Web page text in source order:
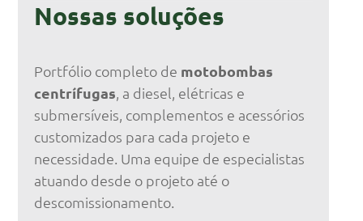
Nossas soluções
Portfólio completo de motobombas
centrífugas, a diesel, elétricas e
submersíveis, complementos e acessórios
customizados para cada projeto e
necessidade. Uma equipe de especialistas
atuando desde o projeto até o
descomissionamento.